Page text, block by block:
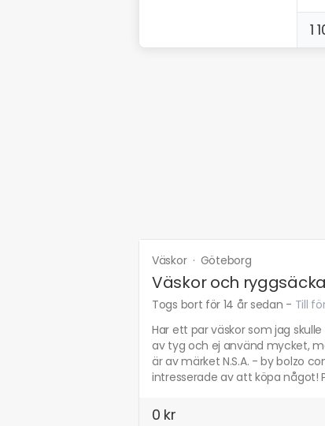
1
Väskor · Göteborg
Väskor och
Togs bort för 14 år sedan - Till
Har ett par väskor som jag
av tyg och ej använd mycket,
är av märket N.S.A. - by bolzo
intresserade av att köpa något!
0 kr